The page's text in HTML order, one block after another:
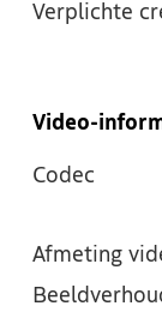
Verplichte
Video-
Codec
Afmeting